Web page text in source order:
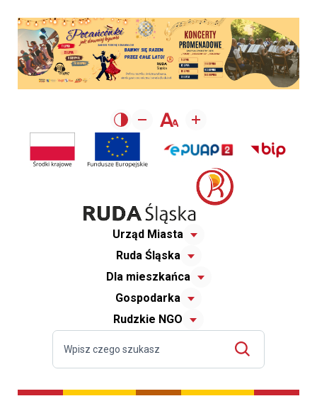
Urząd Miasta
Ruda Śląska
Dla mieszkańca
Gospodarka
Rudzkie NGO